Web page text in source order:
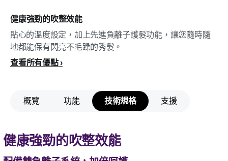
健康強勁的吹整效能
貼心的溫度設定，加上先進負離子護髮功能，讓您隨時隨
地都能保有閃亮不毛躁的秀髮。
查看所有優點
概覽 功能 技術規格 支援
健康強勁的吹整效能